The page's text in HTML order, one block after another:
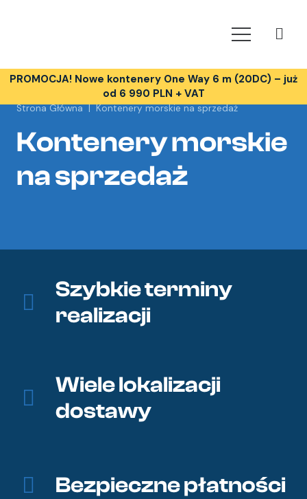
PROMOCJA! Nowe kontenery One Way 6 m (20DC) – już
od 6 990 PLN + VAT
Strona Główna | Kontenery morskie na sprzedaż
Kontenery morskie
na sprzedaż
Szybkie terminy
realizacji
Wiele lokalizacji
dostawy
Bezpieczne płatności